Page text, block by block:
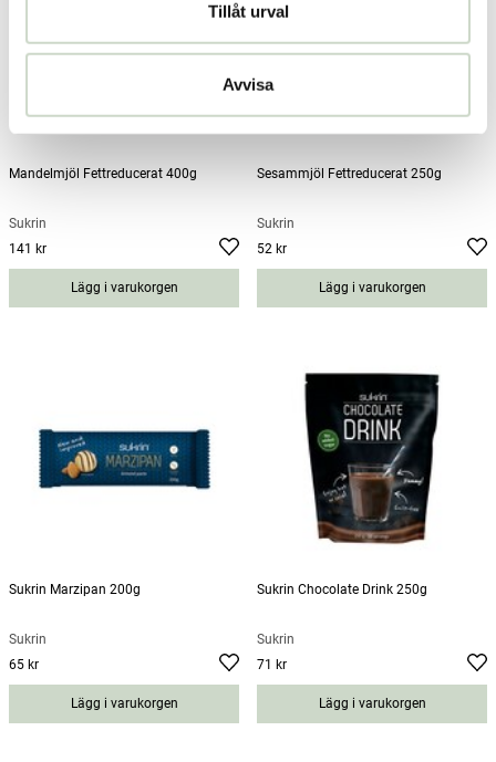
Tillåt urval
Avvisa
Mandelmjöl Fettreducerat 400g
Sukrin
Pris:
141 kr
Lägg i varukorgen
Sesammjöl Fettreducerat 250g
Sukrin
Pris
52 kr
Lägg i varukorgen
Sukrin Marzipan 200g
Sukrin
Pris
65 kr
Lägg i varukorgen
Sukrin Chocolate Drink 250g
Sukrin
Pris
71 kr
Lägg i varukorgen